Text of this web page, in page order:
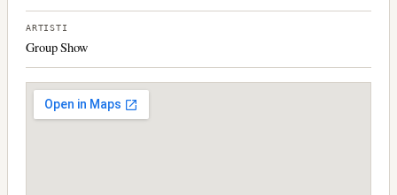
ARTISTI
Group Show